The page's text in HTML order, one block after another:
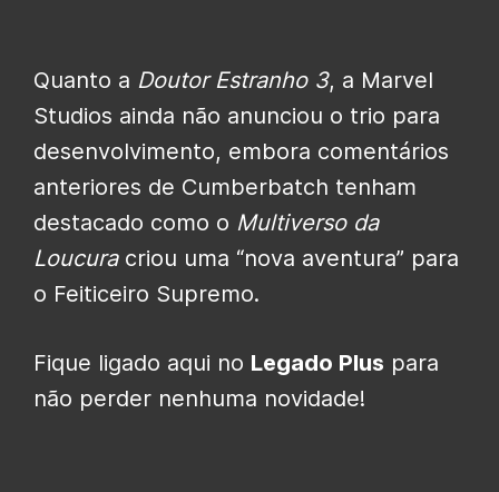
Quanto a Doutor Estranho 3, a Marvel
Studios ainda não anunciou o trio para
desenvolvimento, embora comentários
anteriores de Cumberbatch tenham
destacado como o Multiverso da
Loucuracriou uma “nova aventura” para
o Feiticeiro Supremo.
Fique ligado aqui no Legado Plus para
não perder nenhuma novidade!